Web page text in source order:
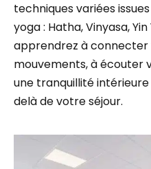
techniques variées
yoga : Hatha, Vinyasa,
apprendrez à
mouvements, à écouter
une tranquillité
delà de votre séjour.